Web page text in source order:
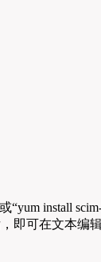
install
即可在文本编